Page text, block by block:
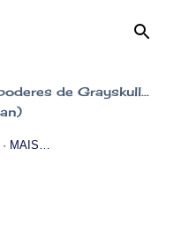
de Grayskull...
MAIS…